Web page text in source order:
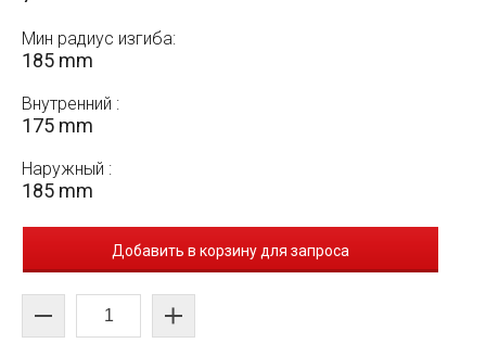
Мин радиус изгиба:
185 mm
Внутренний :
175 mm
Наружный :
185 mm
Добавить в корзину для запроса